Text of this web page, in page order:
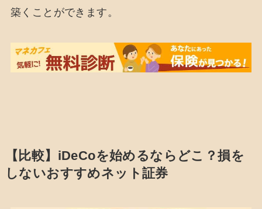
築くことができます。
【比較】iDeCoを始めるならどこ？損を
しないおすすめネット証券